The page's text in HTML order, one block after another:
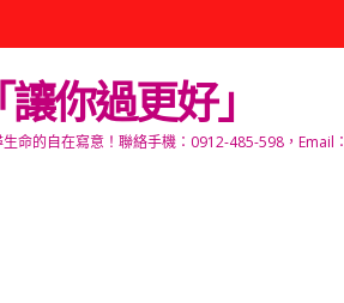
你過更好」
命的自在寫意！聯絡手機：0912-485-598，Email：